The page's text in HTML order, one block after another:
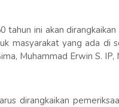
tahun ini akan
masyarakat yang ada di
Muhammad Erwin S.
dirangkaikan